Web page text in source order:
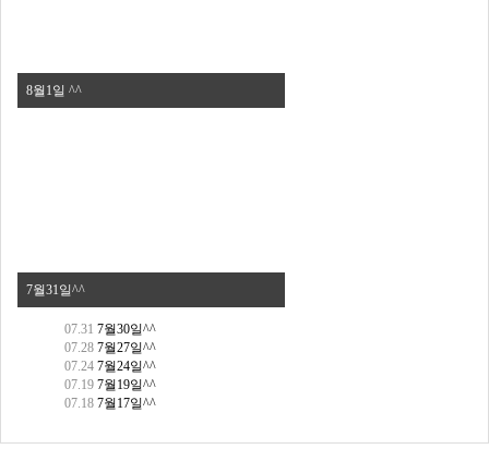
8월1일 ^^
7월31일^^
07.31 7월30일^^
07.28 7월27일^^
07.24 7월24일^^
07.19 7월19일^^
07.18 7월17일^^